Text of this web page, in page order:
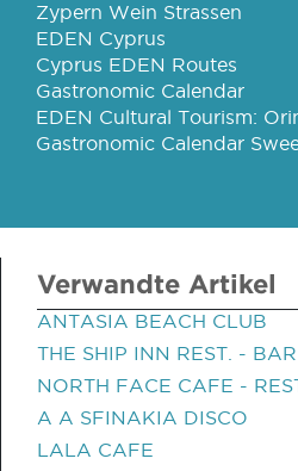
Zypern Wein Strassen
EDEN Cyprus
Cyprus EDEN Routes
Gastronomic Calendar
EDEN Cultural Tourism:
Gastronomic Calendar
Verwandte Artikel
ANTASIA BEACH CLUB
THE SHIP INN REST. - BAR
NORTH FACE CAFE -
A A SFINAKIA DISCO
LALA CAFE